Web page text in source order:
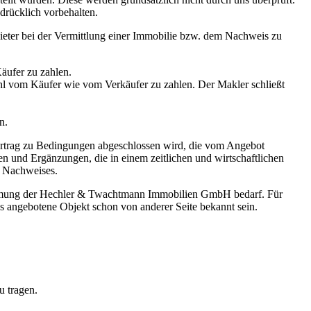
vorbehalten.
bei der Vermittlung einer Immobilie bzw. dem Nachweis zu
zu zahlen.
Käufer wie vom Verkäufer zu zahlen. Der Makler schließt
zu Bedingungen abgeschlossen wird, die vom Angebot
und Ergänzungen, die in einem zeitlichen und wirtschaftlichen
der Hechler & Twachtmann Immobilien GmbH bedarf. Für
Objekt schon von anderer Seite bekannt sein.
tragen.